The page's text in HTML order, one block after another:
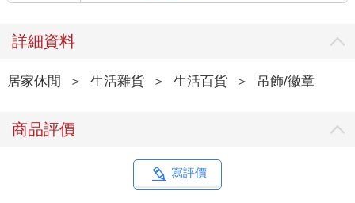
詳細資料
居家休閒 ＞ 生活雜貨 ＞ 生活百貨 ＞ 吊飾/徽章
商品評價
寫評價